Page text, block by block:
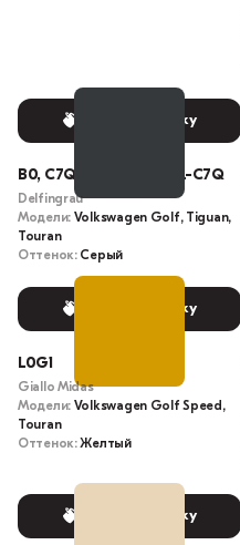
Выбрать краску
B0, C7Q, B0B0, LC7Q, L-C7Q
Delfingrau
Модели: Volkswagen Golf, Tiguan,
Touran
Оттенок: Серый
Выбрать краску
L0G1
Giallo Midas
Модели: Volkswagen Golf Speed,
Touran
Оттенок:Желтый
Выбрать краску